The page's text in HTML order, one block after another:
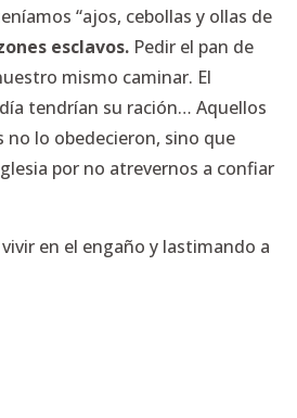
“ajos, cebollas y ollas de
esclavos. Pedir el pan de
mismo caminar. El
tendrían su ración… Aquellos
no lo obedecieron, sino que
por no atrevernos a confiar
en el engaño y lastimando a